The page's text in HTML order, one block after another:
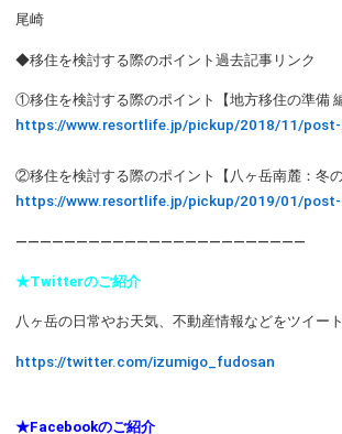
尾崎
◆移住を検討する際のポイント過去記事リンク
①移住を検討する際のポイント【地方移住の準
https://www.resortlife.jp/pickup/2018/11/
②移住を検討する際のポイント【八ヶ岳南麓：冬の
https://www.resortlife.jp/pickup/2019/01/
――――――――――――――――――――――――
★Twitterのご紹介
八ヶ岳の日常やお天気、不動産情報などをツイー
https://twitter.com/izumigo_fudosan
★Facebookのご紹介